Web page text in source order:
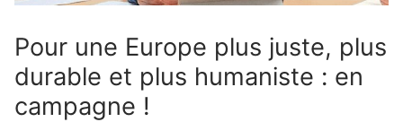
Pour une Europe plus juste, plus
durable et plus humaniste : en
campagne !